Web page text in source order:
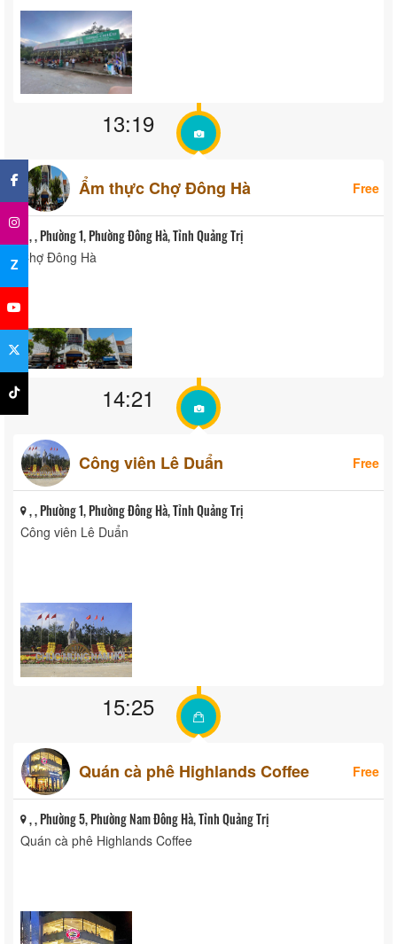
13:19
Ẩm thực Chợ Đông Hà Free
, , Phường 1, Phường Đông Hà, Tỉnh Quảng Trị
Chợ Đông Hà
14:21
Công viên Lê Duẩn Free
, , Phường 1, Phường Đông Hà, Tỉnh Quảng Trị
Công viên Lê Duẩn
15:25
Quán cà phê Highlands Coffee Free
, , Phường 5, Phường Nam Đông Hà, Tỉnh Quảng Trị
Quán cà phê Highlands Coffee
×
Z